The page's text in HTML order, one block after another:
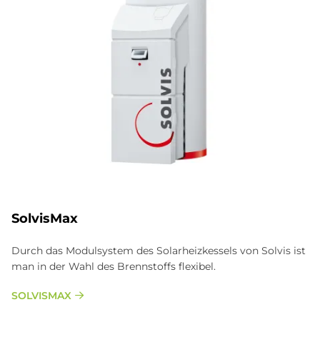
SolvisMax
Durch das Modulsystem des Solarheizkessels von Solvis ist
man in der Wahl des Brennstoffs flexibel.
SOLVISMAX